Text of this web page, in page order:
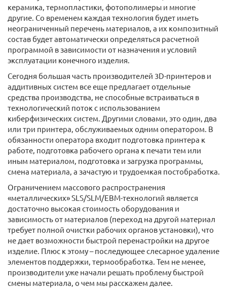
керамика, термопластики, фотополимеры и многие
другие. Со временем каждая технология будет иметь
неограниченный перечень материалов, а их композитный
состав будет автоматически определяться расчетной
программой в зависимости от назначения и условий
эксплуатации конечного изделия.
Сегодня большая часть производителей 3D-принтеров и
аддитивных систем все еще предлагает отдельные
средства производства, не способные встраиваться в
технологический поток с использованием
киберфизических систем. Другими словами, это один, два
или три принтера, обслуживаемых одним оператором. В
обязанности оператора входит подготовка принтера к
работе, подготовка рабочего органа к печати тем или
иным материалом, подготовка и загрузка программы,
смена материала, а зачастую и трудоемкая постобработка.
Ограничением массового распространения
«металлических» SLS/SLM/EBM-технологий является
достаточно высокая стоимость оборудования и
зависимость от материалов (переход на другой материал
требует полной очистки рабочих органов установки), что
не дает возможности быстрой перенастройки на другое
изделие. Плюс к этому – последующее слесарное удаление
элементов поддержки, термообработка. Тем не менее,
производители уже начали решать проблему быстрой
смены материала, о чем мы расскажем далее.